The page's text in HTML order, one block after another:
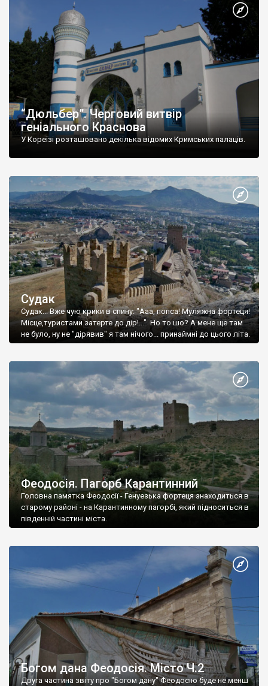
“Дюльбер”. Черговий витвір
геніального Краснова
У Кореїзі розташовано декілька відомих Кримських палаців.
Судак
Судак... Вже чую крики в спину: "Ааа, попса! Муляжна фортеця!
Місце,туристами затерте до дір!..." Но то шо? А мене ще там
не було, ну не "дірявив" я там нічого... принаймні до цього літа.
Феодосія. Пагорб Карантинний
Головна памятка Феодосії - Генуезька фортеця знаходиться в
старому районі - на Карантинному пагорбі, який підноситься в
південній частині міста.
Богом дана Феодосія. Місто Ч.2
Друга частина звіту про "Богом дану" Феодосію буде не менш